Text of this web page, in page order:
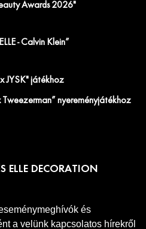
Awards 2026"
- Calvin Klein”
JYSK" játékhoz
Tweezerman” nyereményjátékhoz
ELLE DECORATION
és
a velünk kapcsolatos hírekről